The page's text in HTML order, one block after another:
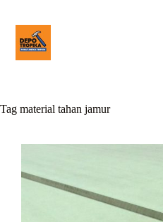
Tag material tahan jamur